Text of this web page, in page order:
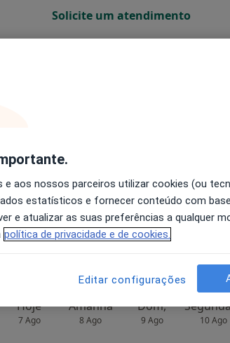
Solicite um atendimento
O agendamento online não está
disponível
Solicite um atendimento
Hoje
7 Ago
Amanhã
8 Ago
Dom,
9 Ago 10 Ago
e aos nossos parceiros utilizar cookies (ou
estatísticos e fornecer conteúdo com
e atualizar as suas preferências a qualquer
política de privacidade e de cookies.
Editar configurações